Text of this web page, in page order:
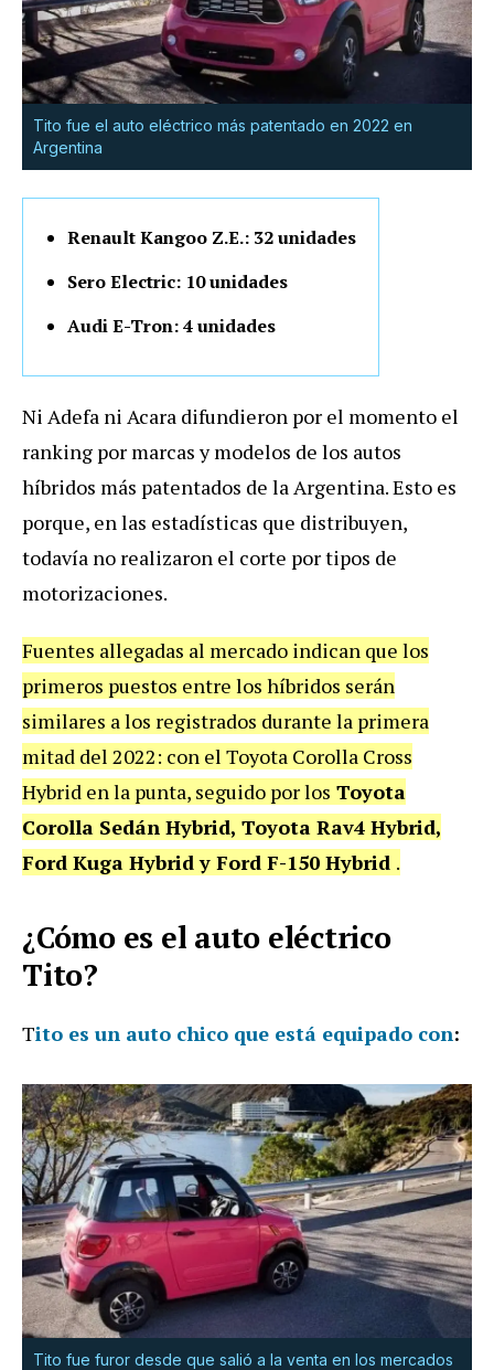
Tito fue el auto eléctrico más patentado en 2022 en
Argentina
Renault Kangoo Z.E.: 32 unidades
Sero Electric: 10 unidades
Audi E-Tron: 4 unidades
Ni Adefa ni Acara difundieron por el momento el
ranking por marcas y modelos de los autos
híbridos más patentados de la Argentina. Esto es
porque, en las estadísticas que distribuyen,
todavía no realizaron el corte por tipos de
motorizaciones.
Fuentes allegadas al mercado indican que los
primeros puestos entre los híbridos serán
similares a los registrados durante la primera
mitad del 2022: con el Toyota Corolla Cross
Hybrid en la punta, seguido por los Toyota
Corolla Sedán Hybrid, Toyota Rav4 Hybrid,
Ford Kuga Hybrid y Ford F-150 Hybrid .
¿Cómo es el auto eléctrico
Tito?
Tito es un auto chico que está equipado con:
Tito fue furor desde que salió a la venta en los mercados